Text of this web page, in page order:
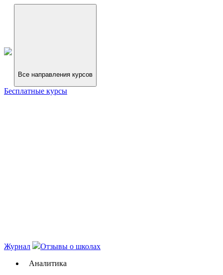
Все направления курсов
Бесплатные курсы
Журнал
Отзывы о школах
Аналитика